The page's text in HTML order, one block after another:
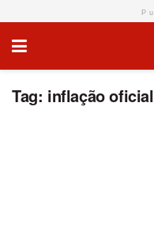
Tag: inflação oficial